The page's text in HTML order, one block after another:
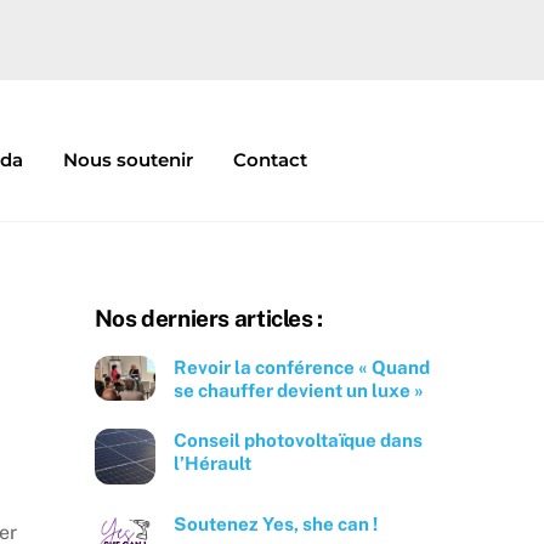
Nous soutenir Contact
Nos derniers articles :
Revoir la conférence « Quand
se chauffer devient un luxe »
Conseil photovoltaïque dans
l’Hérault
Soutenez Yes, she can !